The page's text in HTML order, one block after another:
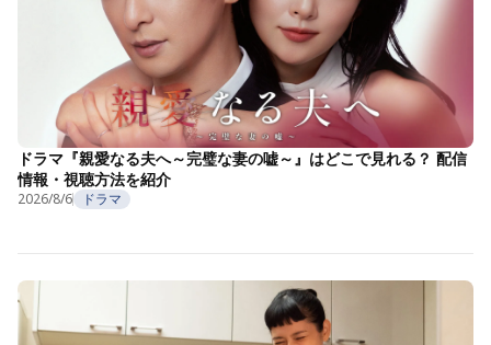
ドラマ『親愛なる夫へ～完璧な妻の嘘～』はどこで見れる？ 配信
情報・視聴方法を紹介
2026/8/6 ドラマ